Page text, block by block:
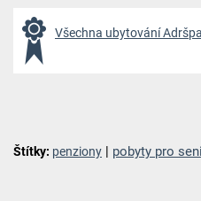
Všechna ubytování
Štítky: penziony| pobyty pro